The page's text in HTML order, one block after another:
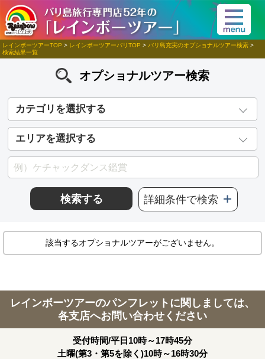
レインボーツアーTOP > レインボーツアーバリTOP > バリ島充実のオプショナルツアー検索 >
検索結果一覧
オプショナルツアー検索
カテゴリを選択する
エリアを選択する
検索する 詳細条件で検索
該当するオプショナルツアーがございません。
レインボーツアーのパンフレットに関しましては、
各支店へお問い合わせください
受付時間/平日10時～17時45分
土曜(第3・第5を除く)10時～16時30分